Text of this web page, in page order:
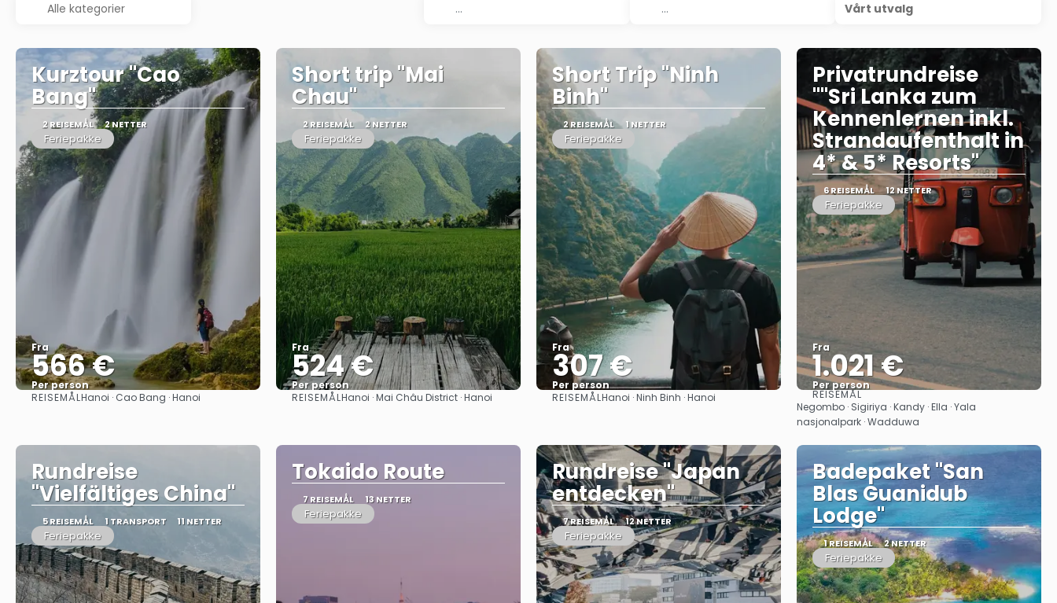
Vårt utvalg
Kurztour "Cao
Bang"
2 REISEMÅL 2 NETTER
Feriepakke
Fra
566 €
Per person
Se
REISEMÅLHanoi · Cao Bang · Hanoi
Short trip "Mai
Chau"
2 REISEMÅL 2 NETTER
Feriepakke
Fra
524 €
Per person
Se
REISEMÅLHanoi · Mai Châu District · Hanoi
Short Trip "Ninh
Binh"
2 REISEMÅL 1 NETTER
Feriepakke
Fra
307 €
Per person
Se
REISEMÅLHanoi · Ninh Binh · Hanoi
Privatrundreise
""Sri Lanka zum
Kennenlernen inkl.
Strandaufenthalt in
4* & 5* Resorts"
6 REISEMÅL 12 NETTER
Feriepakke
Fra
1.021 €
Per person
Se
REISEMÅL
Negombo · Sigiriya · Kandy · Ella · Yala
nasjonalpark · Wadduwa
Rundreise
"Vielfältiges China"
5 REISEMÅL 1 TRANSPORT 11 NETTER
Feriepakke
Tokaido Route
7 REISEMÅL 13 NETTER
Feriepakke
Rundreise "Japan
entdecken"
7 REISEMÅL 12 NETTER
Feriepakke
Badepaket "San
Blas Guanidub
Lodge"
1 REISEMÅL 2 NETTER
Feriepakke